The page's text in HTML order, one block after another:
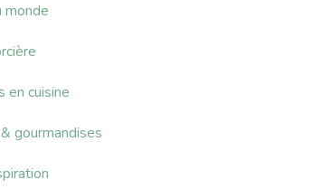
monde
en cuisine
gourmandises